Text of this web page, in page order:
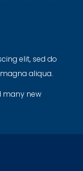
elit, sed do
aliqua.
many new